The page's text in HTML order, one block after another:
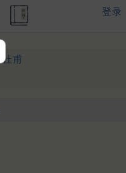
登录
杜甫